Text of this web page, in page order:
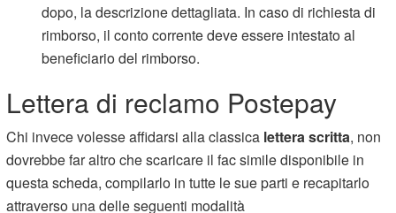
dopo, la descrizione dettagliata. In caso di richiesta di
rimborso, il conto corrente deve essere intestato al
beneficiario del rimborso.
Lettera di reclamo Postepay
Chi invece volesse affidarsi alla classica lettera scritta, non
dovrebbe far altro che scaricare il fac simile disponibile in
questa scheda, compilarlo in tutte le sue parti e recapitarlo
attraverso una delle seguenti modalità